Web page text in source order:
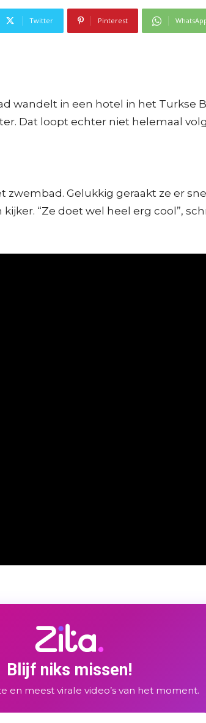
Twitter Pinterest
wandelt in een hotel in het Turkse
Dat loopt echter niet helemaal
Gelukkig geraakt ze er
“Ze doet wel heel erg cool”,
Blijf niks missen!
en meest virale video’s van het moment.